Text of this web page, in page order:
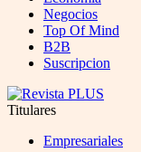
Negocios
Top Of Mind
B2B
Suscripcion
Titulares
Empresariales